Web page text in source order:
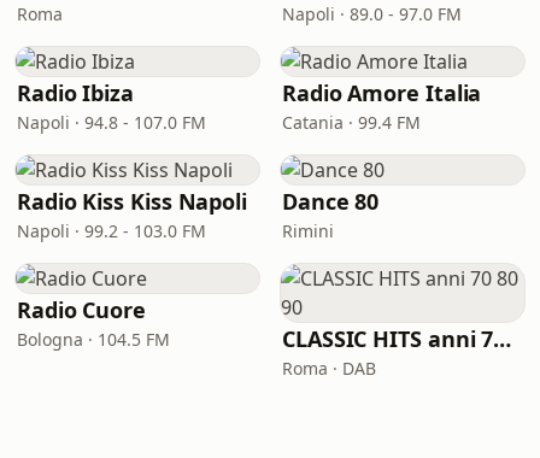
Roma Napoli · 89.0 - 97.0 FM
Radio Ibiza
Napoli · 94.8 - 107.0 FM
Radio Amore Italia
Catania · 99.4 FM
Radio Kiss Kiss Napoli
Napoli · 99.2 - 103.0 FM
Dance 80
Rimini
Radio Cuore
Bologna · 104.5 FM CLASSIC HITS anni 70 80 90
Roma · DAB